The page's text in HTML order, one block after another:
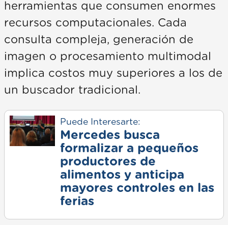
herramientas que consumen enormes
recursos computacionales. Cada
consulta compleja, generación de
imagen o procesamiento multimodal
implica costos muy superiores a los de
un buscador tradicional.
Puede Interesarte:
Mercedes busca
formalizar a pequeños
productores de
alimentos y anticipa
mayores controles en las
ferias